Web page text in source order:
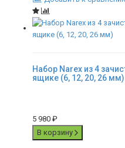
Набор Narex из 4
ящике (6, 12, 20, 26 мм)
5 980 ₽
В корзину